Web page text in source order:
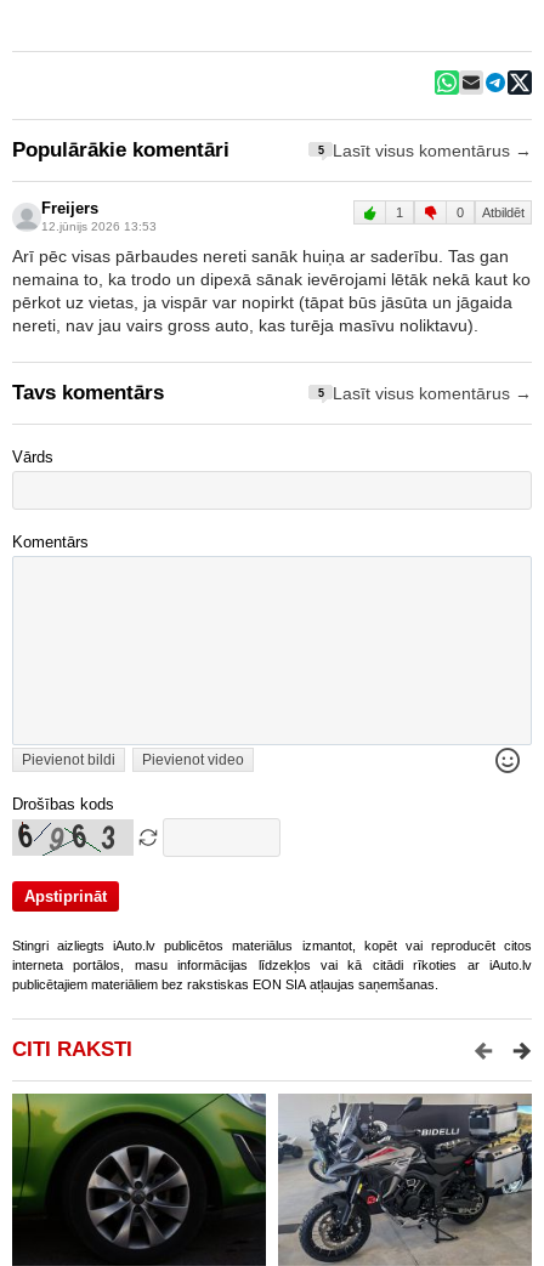
Populārākie komentāri 5 Lasīt visus komentārus →
Freijers
12.jūnijs 2026 13:53
1 0 Atbildēt
Arī pēc visas pārbaudes nereti sanāk huiņa ar saderību. Tas gan
nemaina to, ka trodo un dipexā sānak ievērojami lētāk nekā kaut ko
pērkot uz vietas, ja vispār var nopirkt (tāpat būs jāsūta un jāgaida
nereti, nav jau vairs gross auto, kas turēja masīvu noliktavu).
Tavs komentārs 5 Lasīt visus komentārus →
Vārds
Komentārs
Pievienot bildi Pievienot video
Drošības kods
Stingri aizliegts iAuto.lv publicētos materiālus izmantot, kopēt vai reproducēt citos
interneta portālos, masu informācijas līdzekļos vai kā citādi rīkoties ar iAuto.lv
publicētajiem materiāliem bez rakstiskas EON SIA atļaujas saņemšanas.
CITI RAKSTI